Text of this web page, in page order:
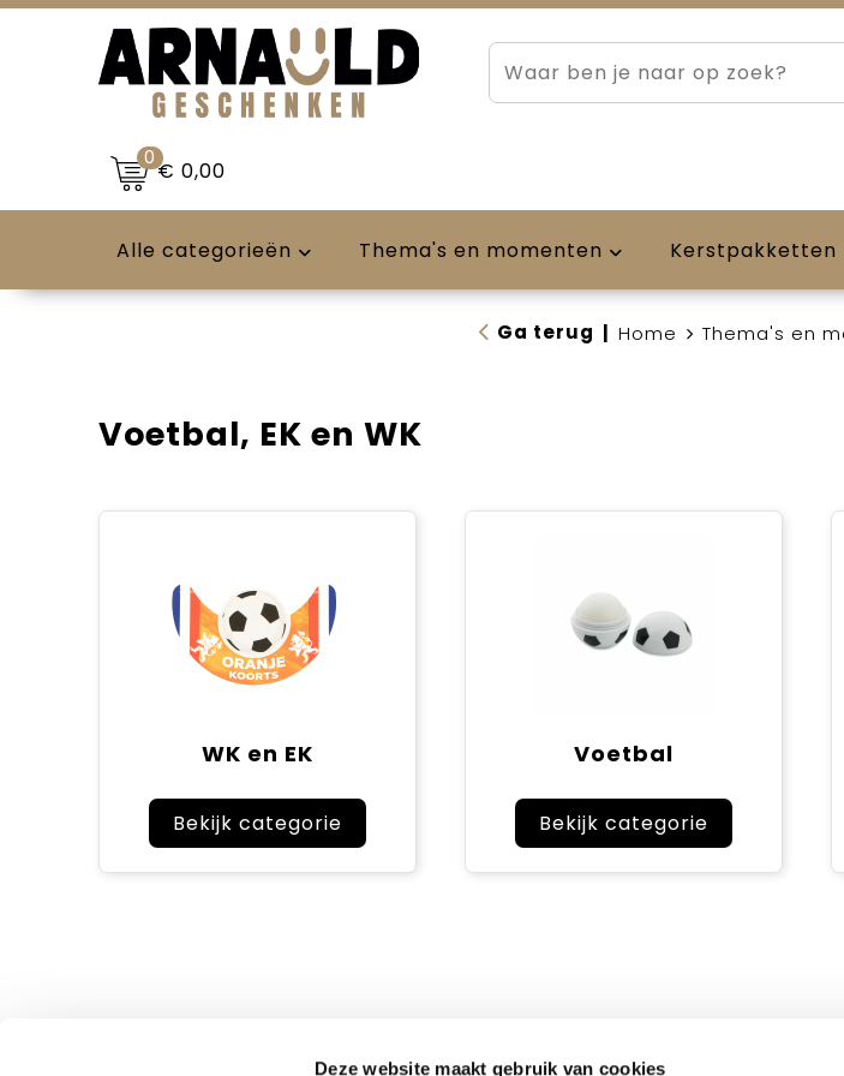
Deze website maakt gebruik van cookies
0€ 0,00
Alle categorieën Thema's en momenten Kerstpakketten
Ga terug Home Thema's en
Voetbal, EK en WK
WK en EK
Bekijk categorie
Voetbal
Bekijk categorie